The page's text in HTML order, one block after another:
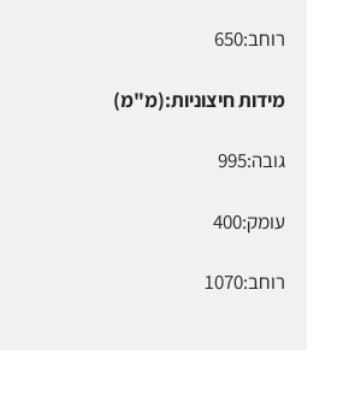
רוחב:650
מידות חיצוניות:(מ"מ)
גובה:995
עומק:400
רוחב:1070